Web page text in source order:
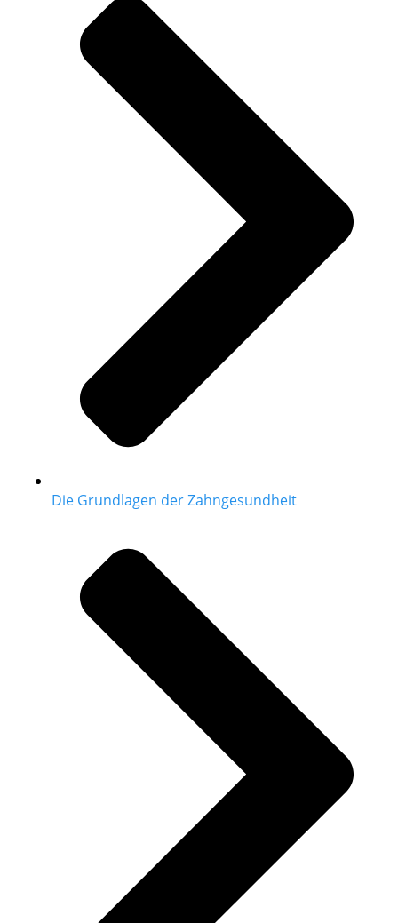
Die Grundlagen der Zahngesundheit